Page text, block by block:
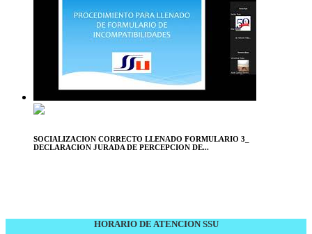
SOCIALIZACION CORRECTO LLENADO FORMULARIO 3_
DECLARACION JURADA DE PERCEPCION DE...
HORARIO DE ATENCION SSU